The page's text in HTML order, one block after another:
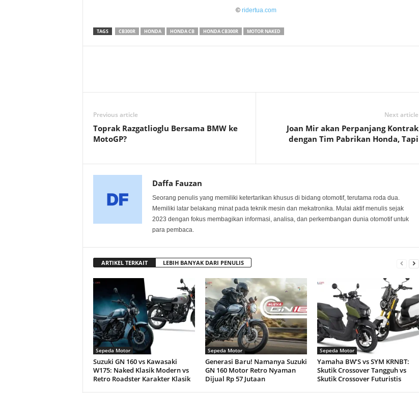
© ridertua.com
TAGS CB300R HONDA HONDA CB HONDA CB300R MOTOR NAKED
Previous article
Toprak Razgatlioglu Bersama BMW ke
MotoGP?
Next article
Joan Mir akan Perpanjang Kontrak
dengan Tim Pabrikan Honda, Tapi
Daffa Fauzan
Seorang penulis yang memiliki ketertarikan khusus di bidang otomotif, terutama roda dua.
Memiliki latar belakang minat pada teknik mesin dan mekatronika. Mulai aktif menulis sejak
2023 dengan fokus membagikan informasi, analisa, dan perkembangan dunia otomotif untuk
para pembaca.
ARTIKEL TERKAIT LEBIH BANYAK DARI PENULIS
Sepeda Motor
Suzuki GN 160 vs Kawasaki
W175: Naked Klasik Modern vs
Retro Roadster Karakter Klasik
Sepeda Motor
Generasi Baru! Namanya Suzuki
GN 160 Motor Retro Nyaman
Dijual Rp 57 Jutaan
Sepeda Motor
Yamaha BW’S vs SYM KRNBT:
Skutik Crossover Tangguh vs
Skutik Crossover Futuristis